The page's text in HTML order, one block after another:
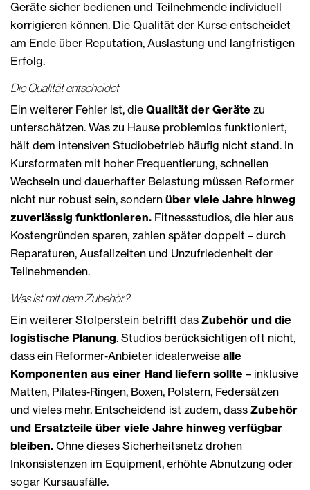
Geräte sicher bedienen und Teilnehmende individuell
korrigieren können. Die Qualität der Kurse entscheidet
am Ende über Reputation, Auslastung und langfristigen
Erfolg.
Die Qualität entscheidet
Ein weiterer Fehler ist, die Qualität der Geräte zu
unterschätzen. Was zu Hause problemlos funktioniert,
hält dem intensiven Studiobetrieb häufig nicht stand. In
Kursformaten mit hoher Frequentierung, schnellen
Wechseln und dauerhafter Belastung müssen Reformer
nicht nur robust sein, sondern über viele Jahre hinweg
zuverlässig funktionieren. Fitnessstudios, die hier aus
Kostengründen sparen, zahlen später doppelt – durch
Reparaturen, Ausfallzeiten und Unzufriedenheit der
Teilnehmenden.
Was ist mit dem Zubehör?
Ein weiterer Stolperstein betrifft das Zubehör und die
logistische Planung. Studios berücksichtigen oft nicht,
dass ein Reformer‑Anbieter idealerweise alle
Komponenten aus einer Hand liefern sollte – inklusive
Matten, Pilates‑Ringen, Boxen, Polstern, Federsätzen
und vieles mehr. Entscheidend ist zudem, dass Zubehör
und Ersatzteile über viele Jahre hinweg verfügbar
bleiben. Ohne dieses Sicherheitsnetz drohen
Inkonsistenzen im Equipment, erhöhte Abnutzung oder
sogar Kursausfälle.